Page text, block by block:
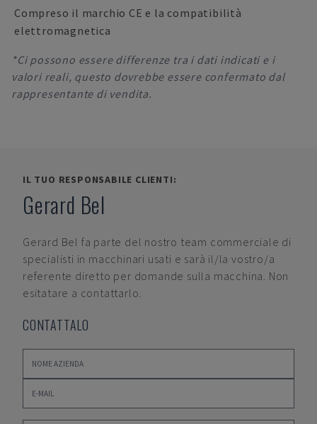
Compreso il marchio CE e la compatibilità
elettromagnetica
*Ci possono essere differenze tra i dati indicati e i
valori reali, questo dovrebbe essere confermato dal
rappresentante di vendita.
IL TUO RESPONSABILE CLIENTI:
Gerard Bel
Gerard Bel fa parte del nostro team commerciale di
specialisti in macchinari usati e sarà il/la vostro/a
referente diretto per domande sulla macchina. Non
esitatare a contattarlo.
CONTATTALO